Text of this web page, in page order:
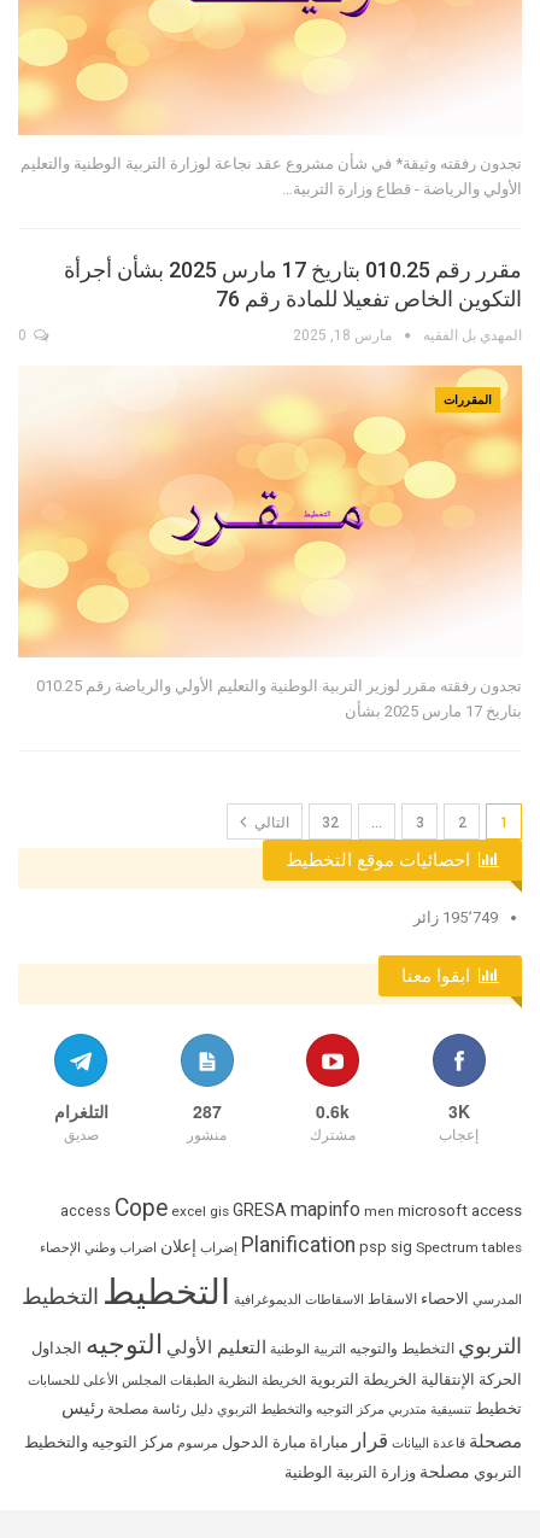
تجدون رفقته وثيقة* في شأن مشروع عقد نجاعة لوزارة التربية الوطنية والتعليم
الأولي والرياضة - قطاع وزارة التربية…
مقرر رقم 010.25 بتاريخ 17 مارس 2025 بشأن أجرأة
التكوين الخاص تفعيلا للمادة رقم 76
المهدي بل الفقيه مارس 18, 2025
المقررات
تجدون رفقته مقرر لوزير التربية الوطنية والتعليم الأولي والرياضة رقم 010.25
بتاريخ 17 مارس 2025 بشأن
1
2
3
…
32 التالي
احصائيات موقع التخطيط
195٬749 زائر
ابقوا معنا
3K
إعجاب
0.6k
مشترك
287
منشور
التلغرام
صديق
access Cope excel gis GRESA mapinfo men microsoft access
Planification psp sig Spectrum tables إضراب إعلان اضراب وطني الإحصاء
المدرسي الاحصاء الاسقاط الاسقاطات الديموغرافية التخطيط التخطيط
التربوي التخطيط والتوجيه التربية الوطنية التعليم الأولي التوجيه الجداول
الحركة الإنتقالية الخريطة التربوية الخريطة النظرية الطبقات المجلس الأعلى للحسابات
تخطيط تنسيقية متدربي مركز التوجيه والتخطيط التربوي دليل رئاسة مصلحة رئيس
مصحلة قاعدة البيانات قرار مباراة مبارة الدحول مرسوم مركز التوجيه والتخطيط
التربوي مصلحة وزارة التربية الوطنية